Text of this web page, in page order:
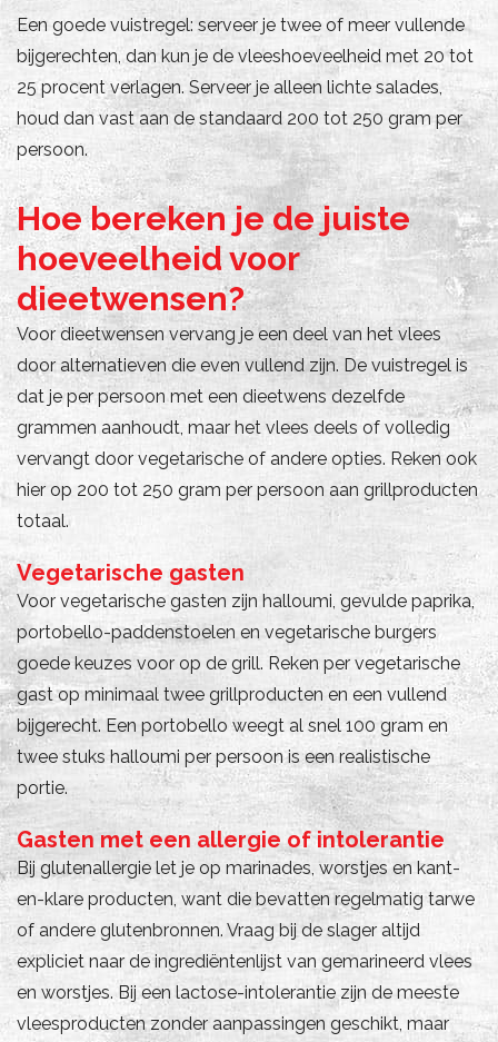
Een goede vuistregel: serveer je twee of meer vullende
bijgerechten, dan kun je de vleeshoeveelheid met 20 tot
25 procent verlagen. Serveer je alleen lichte salades,
houd dan vast aan de standaard 200 tot 250 gram per
persoon.
Hoe bereken je de juiste
hoeveelheid voor
dieetwensen?
Voor dieetwensen vervang je een deel van het vlees
door alternatieven die even vullend zijn. De vuistregel is
dat je per persoon met een dieetwens dezelfde
grammen aanhoudt, maar het vlees deels of volledig
vervangt door vegetarische of andere opties. Reken ook
hier op 200 tot 250 gram per persoon aan grillproducten
totaal.
Vegetarische gasten
Voor vegetarische gasten zijn halloumi, gevulde paprika,
portobello-paddenstoelen en vegetarische burgers
goede keuzes voor op de grill. Reken per vegetarische
gast op minimaal twee grillproducten en een vullend
bijgerecht. Een portobello weegt al snel 100 gram en
twee stuks halloumi per persoon is een realistische
portie.
Gasten met een allergie of intolerantie
Bij glutenallergie let je op marinades, worstjes en kant-
en-klare producten, want die bevatten regelmatig tarwe
of andere glutenbronnen. Vraag bij de slager altijd
expliciet naar de ingrediëntenlijst van gemarineerd vlees
en worstjes. Bij een lactose-intolerantie zijn de meeste
vleesproducten zonder aanpassingen geschikt, maar